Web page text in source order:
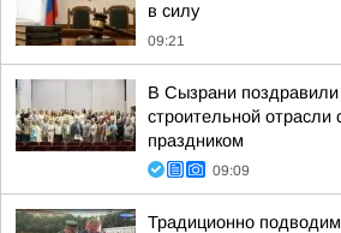
в силу
09:21
В Сызрани поздравили
строительной
праздником
09:09
Традиционно